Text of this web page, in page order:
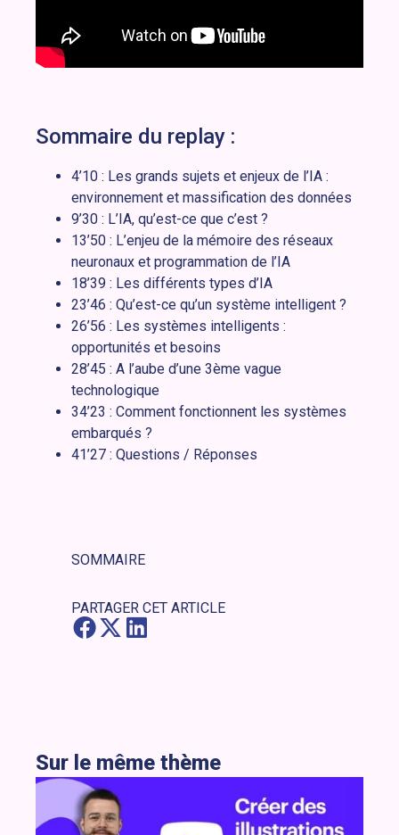
Sommaire du replay :
4’10 : Les grands sujets et enjeux de l’IA :
environnement et massification des données
9’30 : L’IA, qu’est-ce que c’est ?
13’50 : L’enjeu de la mémoire des réseaux
neuronaux et programmation de l’IA
18’39 : Les différents types d’IA
23’46 : Qu’est-ce qu’un système intelligent ?
26’56 : Les systèmes intelligents :
opportunités et besoins
28’45 : A l’aube d’une 3ème vague
technologique
34’23 : Comment fonctionnent les systèmes
embarqués ?
41’27 : Questions / Réponses
SOMMAIRE
PARTAGER CET ARTICLE
Sur le même thème